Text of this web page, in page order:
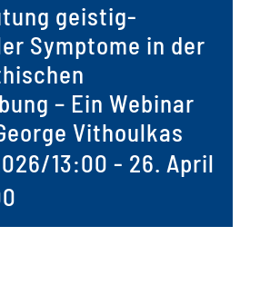
geistig-
Symptome in der
– Ein Webinar
Vithoulkas
13:00 - 26. April